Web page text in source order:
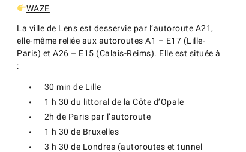
WAZE
La ville de Lens est desservie par l’autoroute A21,
elle-même reliée aux autoroutes A1 – E17 (Lille-
Paris) et A26 – E15 (Calais-Reims). Elle est située à
:
30 min de Lille
1 h 30 du littoral de la Côte d’Opale
2h de Paris par l’autoroute
1 h 30 de Bruxelles
3 h 30 de Londres (autoroutes et tunnel